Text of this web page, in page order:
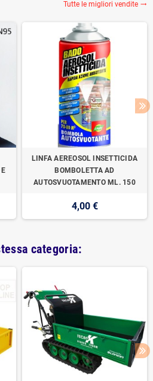
Tutte le migliori vendite 
LINFA AEREOSOL INSETTICIDA
BOMBOLETTA AD
AUTOSVUOTAMENTO ML. 150
4,00 €
categoria: